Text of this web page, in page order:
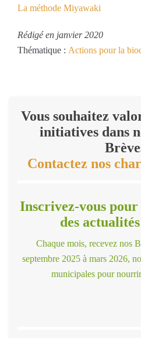
La méthode Miyawaki
Rédigé en janvier 2020
Thématique : Actions pour la
Vous souhaitez
initiatives dans
Contactez nos
Inscrivez-vous
des
Chaque mois, recevez nos
septembre 2025 à mars 2026,
municipales pour